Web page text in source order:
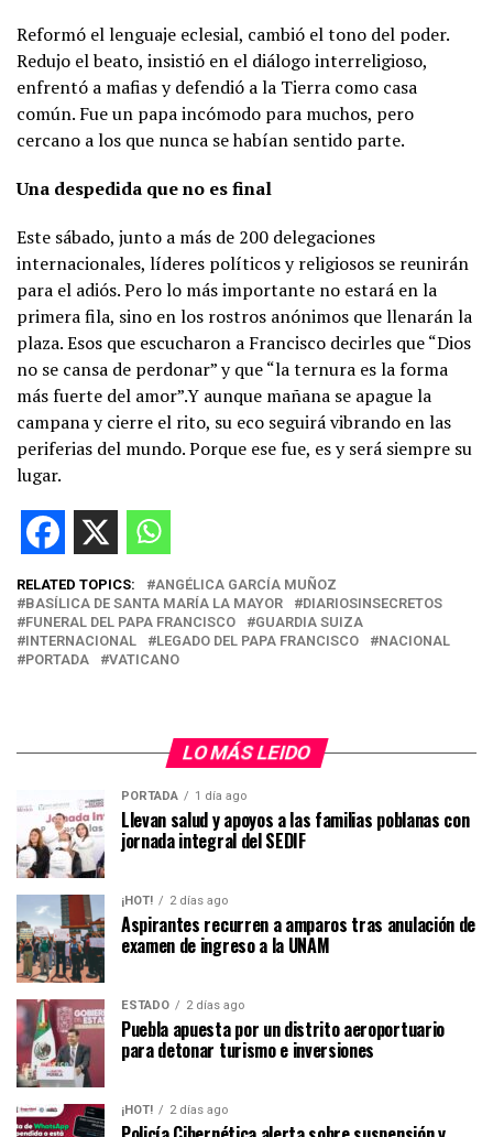
Reformó el lenguaje eclesial, cambió el tono del poder.
Redujo el beato, insistió en el diálogo interreligioso,
enfrentó a mafias y defendió a la Tierra como casa
común. Fue un papa incómodo para muchos, pero
cercano a los que nunca se habían sentido parte.
Una despedida que no es final
Este sábado, junto a más de 200 delegaciones
internacionales, líderes políticos y religiosos se reunirán
para el adiós. Pero lo más importante no estará en la
primera fila, sino en los rostros anónimos que llenarán la
plaza. Esos que escucharon a Francisco decirles que “Dios
no se cansa de perdonar” y que “la ternura es la forma
más fuerte del amor”.Y aunque mañana se apague la
campana y cierre el rito, su eco seguirá vibrando en las
periferias del mundo. Porque ese fue, es y será siempre su
lugar.
RELATED TOPICS:
ANGÉLICA GARCÍA MUÑOZ
BASÍLICA DE SANTA MARÍA LA MAYOR
DIARIOSINSECRETOS
FUNERAL DEL PAPA FRANCISCO
GUARDIA SUIZA
INTERNACIONAL
LEGADO DEL PAPA FRANCISCO
NACIONAL
PORTADA
VATICANO
LO MÁS LEIDO
PORTADA 1 día ago
Llevan salud y apoyos a las familias poblanas con
jornada integral del SEDIF
¡HOT! 2 días ago
Aspirantes recurren a amparos tras anulación de
examen de ingreso a la UNAM
ESTADO 2 días ago
Puebla apuesta por un distrito aeroportuario
para detonar turismo e inversiones
¡HOT! 2 días ago